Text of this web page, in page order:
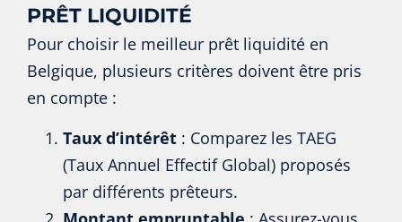
PRÊT LIQUIDITÉ
Pour choisir le meilleur prêt liquidité en
Belgique, plusieurs critères doivent être pris
en compte :
Taux d’intérêt : Comparez les TAEG
(Taux Annuel Effectif Global) proposés
par différents prêteurs.